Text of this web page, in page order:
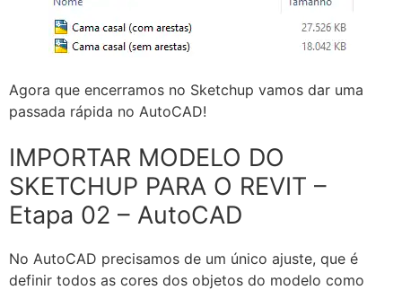
Agora que encerramos no Sketchup vamos dar uma
passada rápida no AutoCAD!
IMPORTAR MODELO DO
SKETCHUP PARA O REVIT –
Etapa 02 – AutoCAD
No AutoCAD precisamos de um único ajuste, que é
definir todos as cores dos objetos do modelo como